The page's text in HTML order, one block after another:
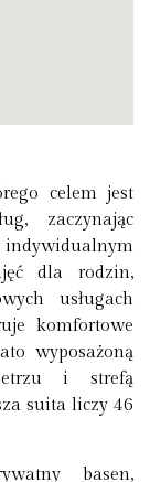
celem jest
zaczynając
indywidualnym
dla rodzin,
usługach
komfortowe
wyposażoną
i strefą
suita liczy 46
basen,